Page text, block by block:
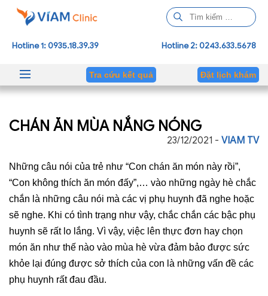
ì
m
h
o
Hotline 1: 0935.18.39.39 Hotline 2: 0243.633.5678
Tra cứu kết quả Đặt lịch khám
CHÁN ĂN MÙA NẮNG NÓNG
23/12/2021 - VIAM TV
Những câu nói của trẻ như “Con chán ăn món này rồi”,
“Con không thích ăn món đấy”,… vào những ngày hè chắc
chắn là những câu nói mà các vị phụ huynh đã nghe hoặc
sẽ nghe. Khi có tình trạng như vậy, chắc chắn các bậc phụ
huynh sẽ rất lo lắng. Vì vậy, việc lên thực đơn hay chọn
món ăn như thế nào vào mùa hè vừa đảm bảo được sức
khỏe lại đúng được sở thích của con là những vấn đề các
phụ huynh rất đau đầu.